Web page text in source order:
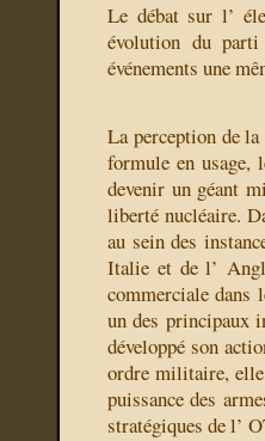
Le débat sur l’
évolution du
événements une
La perception de la
formule en usage,
devenir un géant
liberté nucléaire.
au sein des
Italie et de l’
commerciale dans
un des principaux
développé son
ordre militaire, elle
puissance des
stratégiques de l’